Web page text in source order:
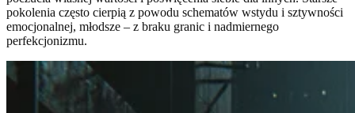
pokolenia często cierpią z powodu schematów wstydu i sztywności
emocjonalnej, młodsze – z braku granic i nadmiernego
perfekcjonizmu.